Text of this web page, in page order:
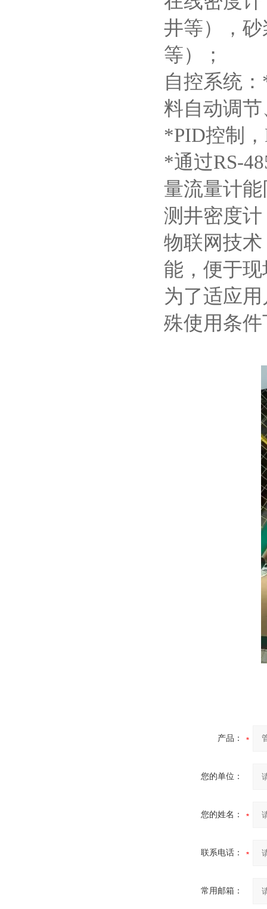
井等），
等）；
自控系统
料自动调
*PID控制
*通过RS-
量流量计
测井密度
物联网技
能，便于
为了适应
殊使用条
产品：
您的单位：
您的姓名：
联系电话：
常用邮箱：